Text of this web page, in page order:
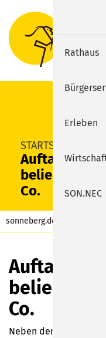
STARTSEITE
Auftakt nach
beliebtes
Co.
sonneberg.de
Auftakt
beliebtes
Co.
Neben den Trainings
Rathaus
Erleben
SON.NEC